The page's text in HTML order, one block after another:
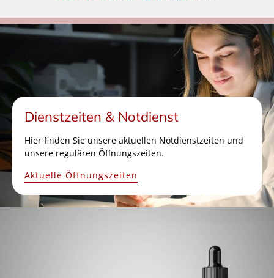
Dienstzeiten & Notdienst
Hier finden Sie unsere aktuellen Notdienstzeiten und
unsere regulären Öffnungszeiten.
Aktuelle Öffnungszeiten